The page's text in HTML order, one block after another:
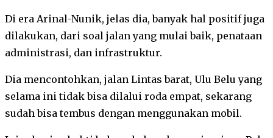
Di era Arinal-Nunik, jelas dia, banyak hal positif juga
dilakukan, dari soal jalan yang mulai baik, penataan
administrasi, dan infrastruktur.
Dia mencontohkan, jalan Lintas barat, Ulu Belu yang
selama ini tidak bisa dilalui roda empat, sekarang
sudah bisa tembus dengan menggunakan mobil.